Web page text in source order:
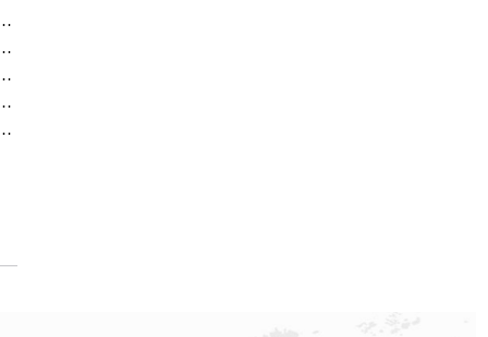
中心｜最新电话及地址（2026年7月最新）
心｜网点地址及售后热线（2026年7月最新）
心｜热线电话与网点地址（2026年7月最新）
中心｜全新地址电话一览（2026年7月最新）
心｜最新地址与售后热线（2026年7月最新）